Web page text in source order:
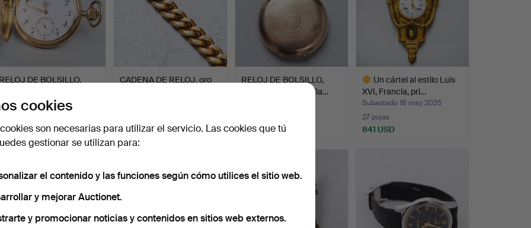
DE BOLSILLO,
15 nov 2023
USD
CADENA DE RELOJ, oro
909 USD
RELOJ DE BOLSILLO,
Zenith, oro de 14 quila…
899 USD
Un cártel al estilo Luis
XVI, Francia, pri…
Subastado 18 may 2025
27 pujas
841 USD
cookies
son necesarias para utilizar el servicio. Las cookies que tú
gestionar se utilizan para:
el contenido y las funciones según cómo utilices el sitio web.
y mejorar Auctionet.
y promocionar noticias y contenidos en sitios web externos.